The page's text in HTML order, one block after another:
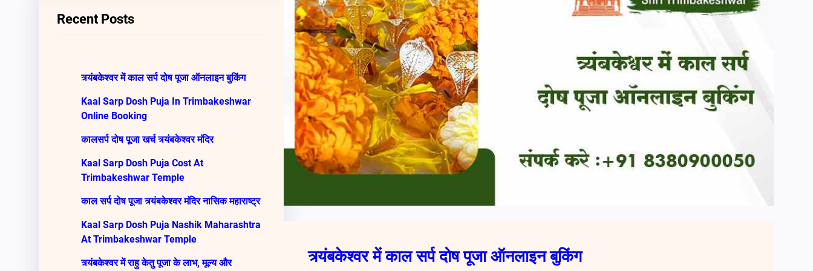
c
Recent Posts
त्र्यंबकेश्वर में काल सर्प दोष पूजा ऑनलाइन बुकिंग
Kaal Sarp Dosh Puja In Trimbakeshwar
Online Booking
कालसर्प दोष पूजा खर्च त्र्यंबकेश्वर मंदिर
Kaal Sarp Dosh Puja Cost At
Trimbakeshwar Temple
काल सर्प दोष पूजा त्र्यंबकेश्वर मंदिर नासिक महाराष्ट्र
Kaal Sarp Dosh Puja Nashik Maharashtra
At Trimbakeshwar Temple
त्र्यंबकेश्वर में राहु केतु पूजा के लाभ, मूल्य और त्र्यंबकेश्वर में काल सर्प दोष पूजा ऑनलाइन बुकिंग